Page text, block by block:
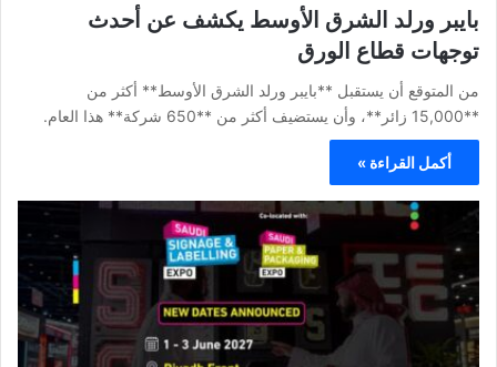
بايبر ورلد الشرق الأوسط يكشف عن أحدث
توجهات قطاع الورق
من المتوقع أن يستقبل **بايبر ورلد الشرق الأوسط** أكثر من
**15,000 زائر**، وأن يستضيف أكثر من **650 شركة** هذا العام.
أكمل القراءة »